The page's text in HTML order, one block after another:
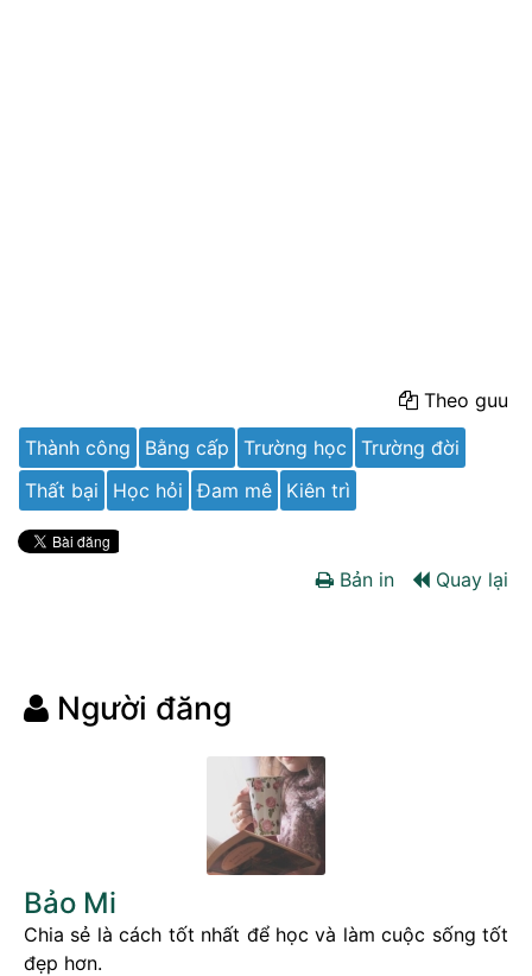
Theo guu
Thành công
Bằng cấp Trường học
Trường đời
Thất bại
Học hỏi Đam mê Kiên trì
Bản in Quay lại
Người đăng
Bảo Mi
Chia sẻ là cách tốt nhất để học và làm cuộc sống tốt
đẹp hơn.